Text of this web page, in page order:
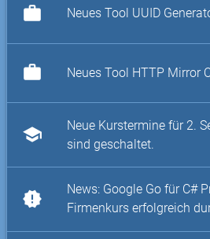
work Neues Tool UUID
work Neues Tool HTTP Mirror
school
Neue Kurstermine für 2.
sind geschaltet.
new_releases
News: Google Go für C#
Firmenkurs erfolgreich